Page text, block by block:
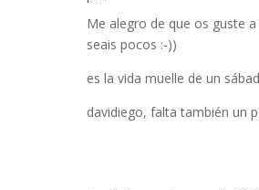
Me alegro de que os guste
seais pocos :-))
es la vida muelle de un
davidiego, falta también un